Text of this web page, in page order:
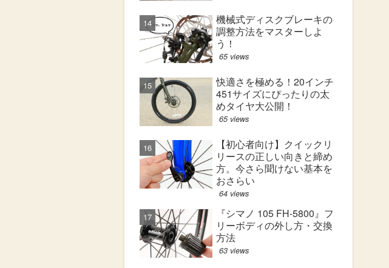
機械式ディスクブレーキの
調整方法をマスターしよ
う！
65 views
快適さを極める！20インチ
451サイズにぴったりの太
めタイヤ大公開！
65 views
【初心者向け】クイックリ
リースの正しい向きと締め
方。今さら聞けない基本を
おさらい
64 views
『シマノ 105 FH-5800』フ
リーボディの外し方・交換
方法
63 views